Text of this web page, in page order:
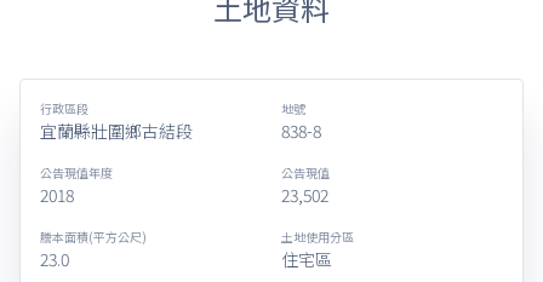
行政區段
宜蘭縣壯圍鄉古結段
地號
838-8
公告現值年度
2018
公告現值
23,502
謄本面積(平方公尺)
23.0
土地使用分區
住宅區